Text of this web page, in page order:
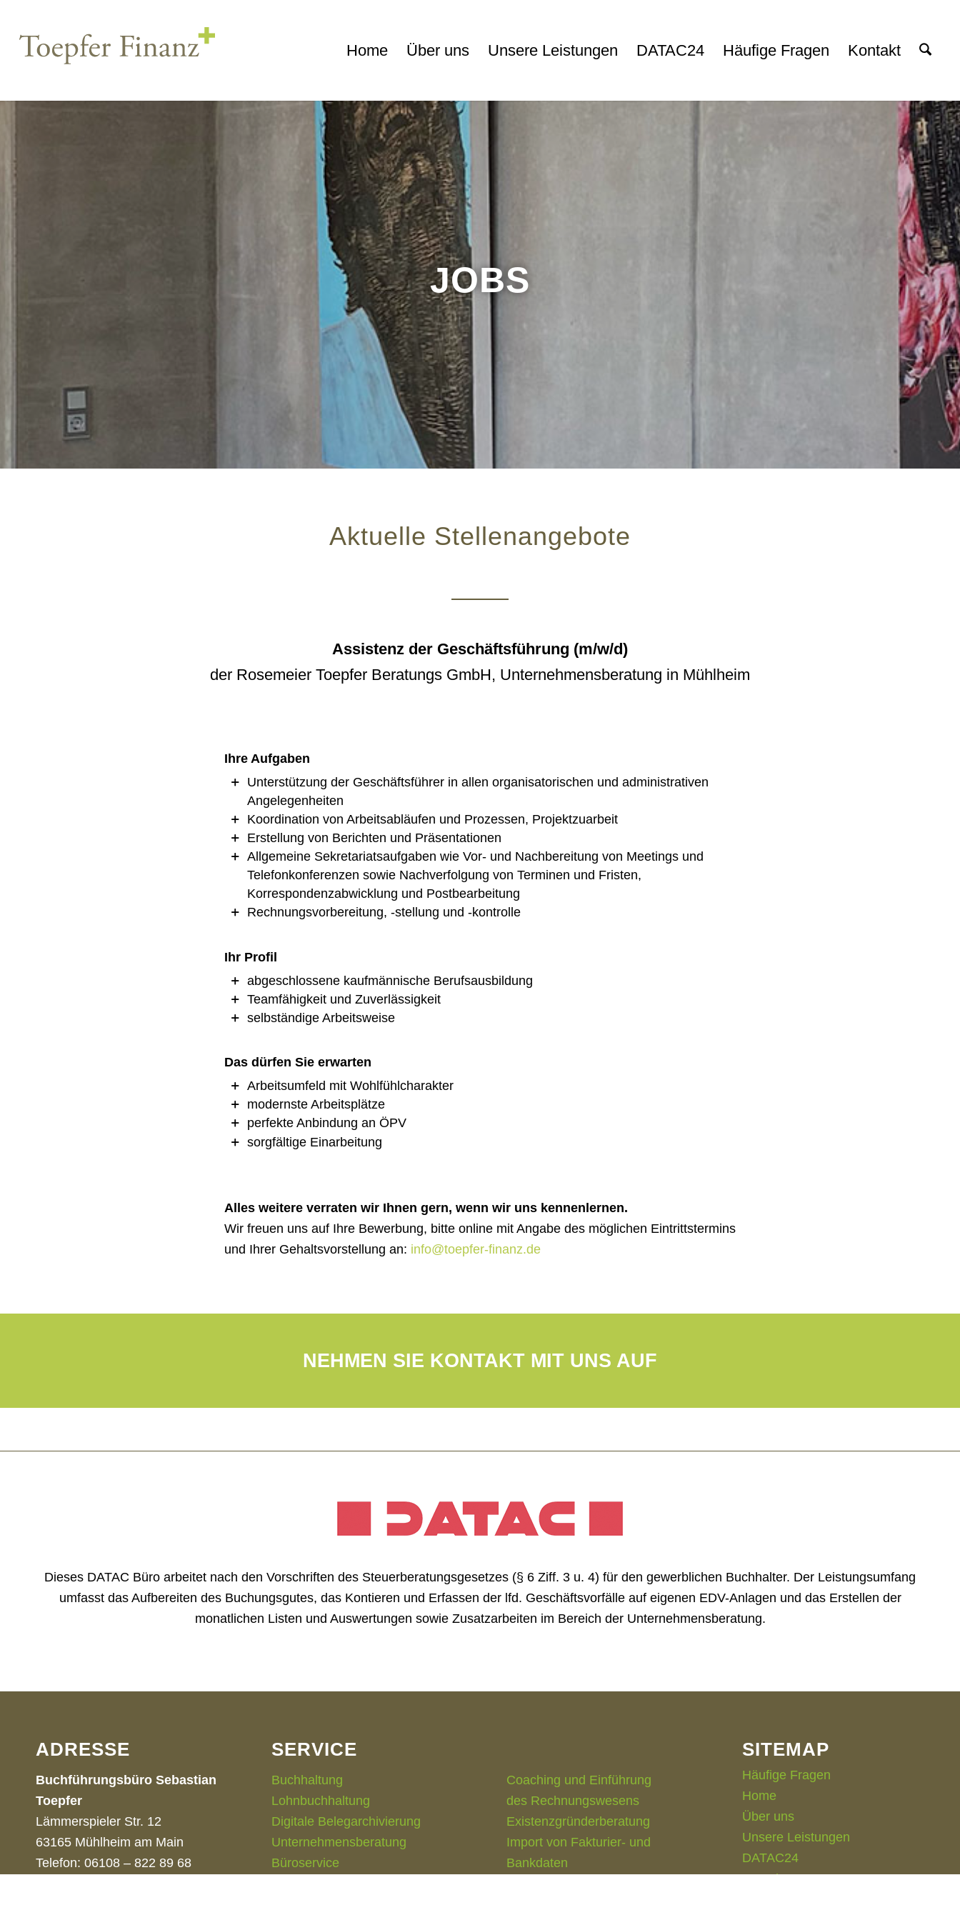
Home Über uns Unsere Leistungen DATAC24 Häufige Fragen Kontakt
JOBS
Aktuelle Stellenangebote
Assistenz der Geschäftsführung (m/w/d)
der Rosemeier Toepfer Beratungs GmbH, Unternehmensberatung in Mühlheim
Ihre Aufgaben
Unterstützung der Geschäftsführer in allen organisatorischen und administrativen
Angelegenheiten
Koordination von Arbeitsabläufen und Prozessen, Projektzuarbeit
Erstellung von Berichten und Präsentationen
Allgemeine Sekretariatsaufgaben wie Vor- und Nachbereitung von Meetings und
Telefonkonferenzen sowie Nachverfolgung von Terminen und Fristen,
Korrespondenzabwicklung und Postbearbeitung
Rechnungsvorbereitung, -stellung und -kontrolle
Ihr Profil
abgeschlossene kaufmännische Berufsausbildung
Teamfähigkeit und Zuverlässigkeit
selbständige Arbeitsweise
Das dürfen Sie erwarten
Arbeitsumfeld mit Wohlfühlcharakter
modernste Arbeitsplätze
perfekte Anbindung an ÖPV
sorgfältige Einarbeitung
Alles weitere verraten wir Ihnen gern, wenn wir uns kennenlernen.
Wir freuen uns auf Ihre Bewerbung, bitte online mit Angabe des möglichen Eintrittstermins
und Ihrer Gehaltsvorstellung an: info@toepfer-finanz.de
NEHMEN SIE KONTAKT MIT UNS AUF
Dieses DATAC Büro arbeitet nach den Vorschriften des Steuerberatungsgesetzes (§ 6 Ziff. 3 u. 4) für den gewerblichen Buchhalter. Der Leistungsumfang
umfasst das Aufbereiten des Buchungsgutes, das Kontieren und Erfassen der lfd. Geschäftsvorfälle auf eigenen EDV-Anlagen und das Erstellen der
monatlichen Listen und Auswertungen sowie Zusatzarbeiten im Bereich der Unternehmensberatung.
ADRESSE
Buchführungsbüro Sebastian
Toepfer
Lämmerspieler Str. 12
63165 Mühlheim am Main
Telefon: 06108 – 822 89 68
SERVICE
Buchhaltung
Lohnbuchhaltung
Digitale Belegarchivierung
Unternehmensberatung
Büroservice
Coaching und Einführung
des Rechnungswesens
Existenzgründerberatung
Import von Fakturier- und
Bankdaten
SITEMAP
Häufige Fragen
Home
Über uns
Unsere Leistungen
DATAC24
Kontakt